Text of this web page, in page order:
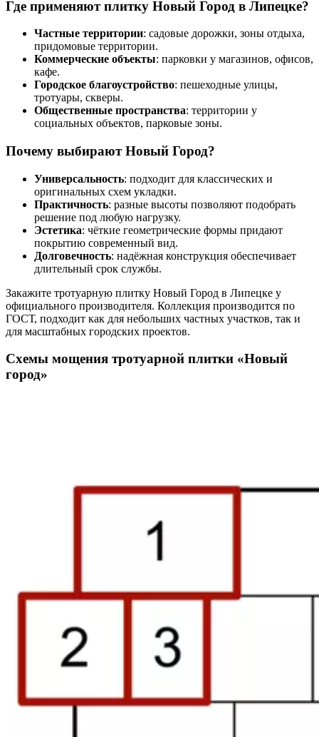
Где применяют плитку Новый Город в Липецке?
Частные территории: садовые дорожки, зоны отдыха,
придомовые территории.
Коммерческие объекты: парковки у магазинов, офисов,
кафе.
Городское благоустройство: пешеходные улицы,
тротуары, скверы.
Общественные пространства: территории у
социальных объектов, парковые зоны.
Почему выбирают Новый Город?
Универсальность: подходит для классических и
оригинальных схем укладки.
Практичность: разные высоты позволяют подобрать
решение под любую нагрузку.
Эстетика: чёткие геометрические формы придают
покрытию современный вид.
Долговечность: надёжная конструкция обеспечивает
длительный срок службы.
Закажите тротуарную плитку Новый Город в Липецке у
официального производителя. Коллекция производится по
ГОСТ, подходит как для небольших частных участков, так и
для масштабных городских проектов.
Схемы мощения тротуарной плитки «Новый
город»